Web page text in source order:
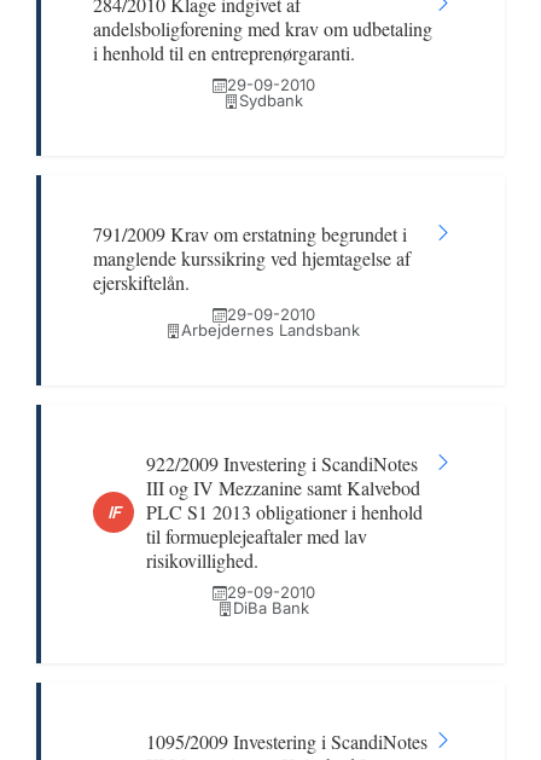
andelsboligforening med krav om udbetaling
i henhold til en entreprenørgaranti.
29-09-2010
Sydbank
791/2009 Krav om erstatning begrundet i
manglende kurssikring ved hjemtagelse af
ejerskiftelån.
29-09-2010
Arbejdernes Landsbank
IF
922/2009 Investering i ScandiNotes
III og IV Mezzanine samt Kalvebod
PLC S1 2013 obligationer i henhold
til formueplejeaftaler med lav
risikovillighed.
29-09-2010
DiBa Bank
1095/2009 Investering i ScandiNotes